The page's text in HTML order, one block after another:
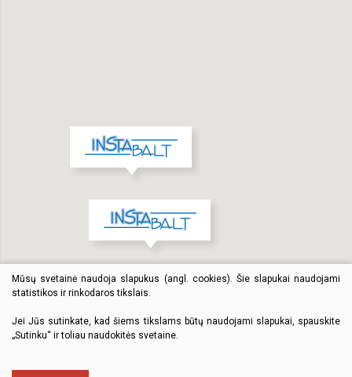
Mūsų svetainė naudoja slapukus (angl. cookies). Šie slapukai naudojami
statistikos ir rinkodaros tikslais.
Jei Jūs sutinkate, kad šiems tikslams būtų naudojami slapukai, spauskite
„Sutinku“ ir toliau naudokitės svetaine.